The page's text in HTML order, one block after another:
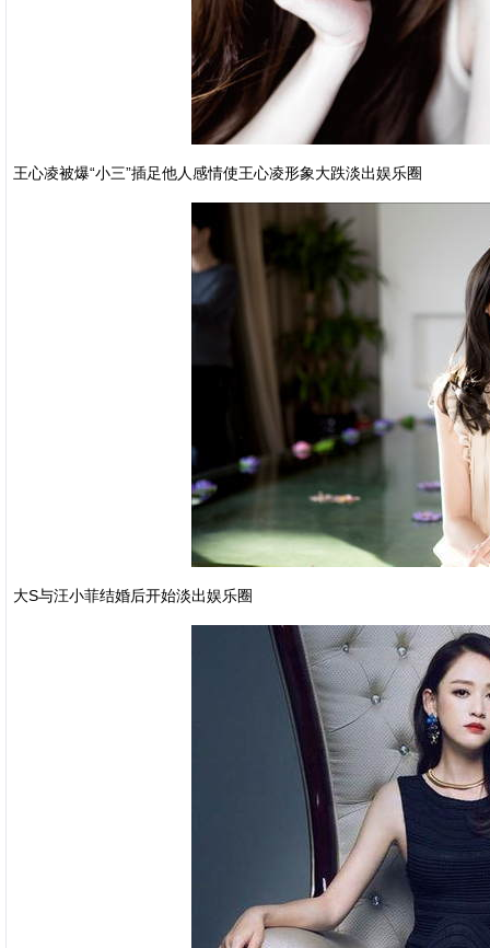
王心凌被爆“小三”插足他人感情使王心凌形象大跌淡出娱乐圈
大S与汪小菲结婚后开始淡出娱乐圈